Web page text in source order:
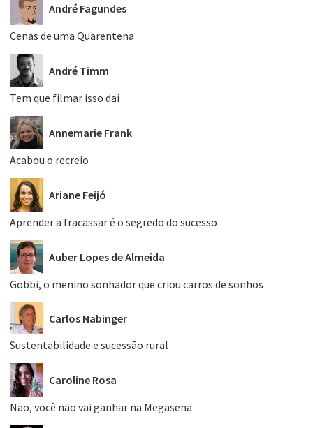
André Fagundes
Cenas de uma Quarentena
André Timm
Tem que filmar isso daí
Annemarie Frank
Acabou o recreio
Ariane Feijó
Aprender a fracassar é o segredo do sucesso
Auber Lopes de Almeida
Gobbi, o menino sonhador que criou carros de sonhos
Carlos Nabinger
Sustentabilidade e sucessão rural
Caroline Rosa
Não, você não vai ganhar na Megasena